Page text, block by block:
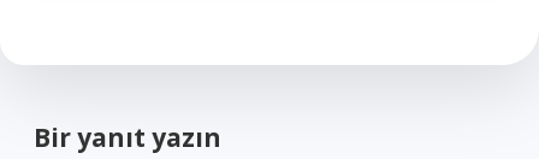
Bir yanıt yazın